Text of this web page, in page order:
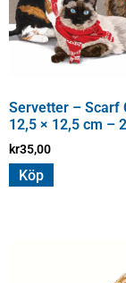
Servetter – Scarf
12,5 × 12,5 cm –
kr35,00
Köp